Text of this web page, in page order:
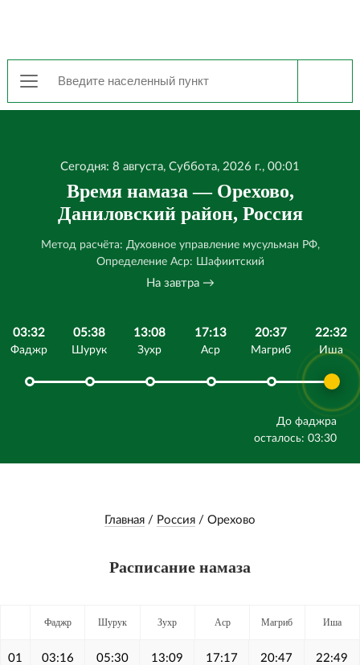
Сегодня: 8 августа, Суббота, 2026 г., 00:01
Время намаза — Орехово,
Даниловский район, Россия
Метод расчёта: Духовное управление мусульман РФ,
Определение Аср: Шафиитский
На завтра →
03:32
Фаджр
05:38
Шурук
13:08
Зухр
17:13
Аср
20:37
Магриб
22:32
Иша
До фаджра
осталось: 03:30
Главная / Россия / Орехово
Расписание намаза
Фаджр Шурук Зухр Аср Магриб Иша
01 03:16 05:30 13:09 17:17 20:47 22:49